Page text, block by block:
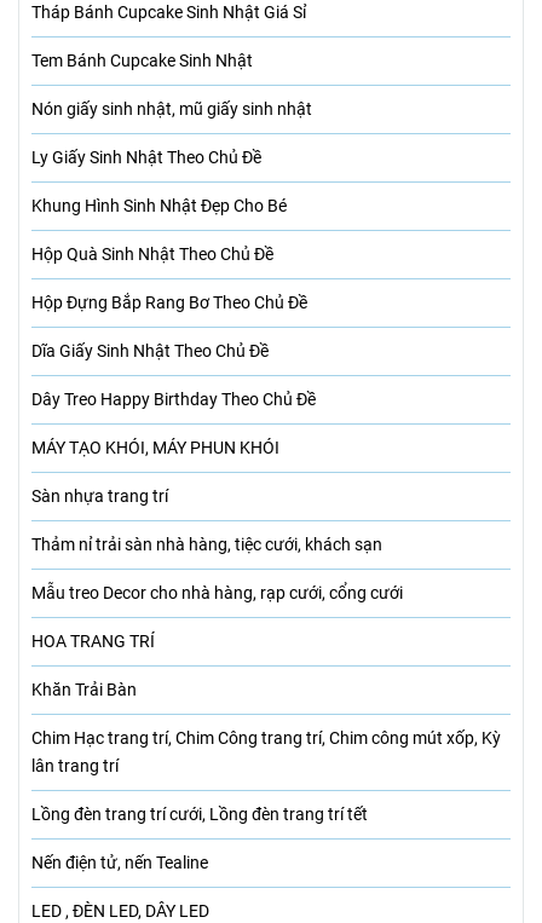
Tháp Bánh Cupcake Sinh Nhật Giá Sỉ
Tem Bánh Cupcake Sinh Nhật
Nón giấy sinh nhật, mũ giấy sinh nhật
Ly Giấy Sinh Nhật Theo Chủ Đề
Khung Hình Sinh Nhật Đẹp Cho Bé
Hộp Quà Sinh Nhật Theo Chủ Đề
Hộp Đựng Bắp Rang Bơ Theo Chủ Đề
Dĩa Giấy Sinh Nhật Theo Chủ Đề
Dây Treo Happy Birthday Theo Chủ Đề
MÁY TẠO KHÓI, MÁY PHUN KHÓI
Sàn nhựa trang trí
Thảm nỉ trải sàn nhà hàng, tiệc cưới, khách sạn
Mẫu treo Decor cho nhà hàng, rạp cưới, cổng cưới
HOA TRANG TRÍ
Khăn Trải Bàn
Chim Hạc trang trí, Chim Công trang trí, Chim công mút xốp, Kỳ
lân trang trí
Lồng đèn trang trí cưới, Lồng đèn trang trí tết
Nến điện tử, nến Tealine
LED , ĐÈN LED, DÂY LED